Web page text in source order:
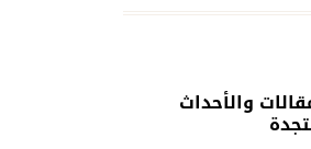
والأحداث